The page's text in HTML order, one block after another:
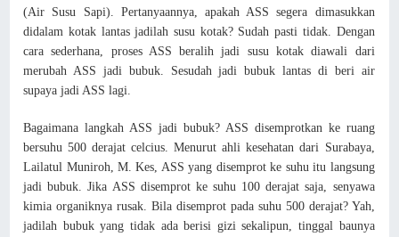
(Air Susu Sapi). Pertanyaannya, apakah ASS segera dimasukkan
didalam kotak lantas jadilah susu kotak? Sudah pasti tidak. Dengan
cara sederhana, proses ASS beralih jadi susu kotak diawali dari
merubah ASS jadi bubuk. Sesudah jadi bubuk lantas di beri air
supaya jadi ASS lagi.
Bagaimana langkah ASS jadi bubuk? ASS disemprotkan ke ruang
bersuhu 500 derajat celcius. Menurut ahli kesehatan dari Surabaya,
Lailatul Muniroh, M. Kes, ASS yang disemprot ke suhu itu langsung
jadi bubuk. Jika ASS disemprot ke suhu 100 derajat saja, senyawa
kimia organiknya rusak. Bila disemprot pada suhu 500 derajat? Yah,
jadilah bubuk yang tidak ada berisi gizi sekalipun, tinggal baunya